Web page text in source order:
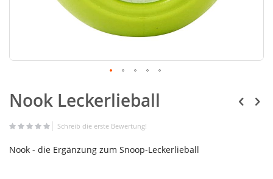
Nook Leckerlieball
Schreib die erste Bewertung!
Nook - die Ergänzung zum Snoop-Leckerlieball